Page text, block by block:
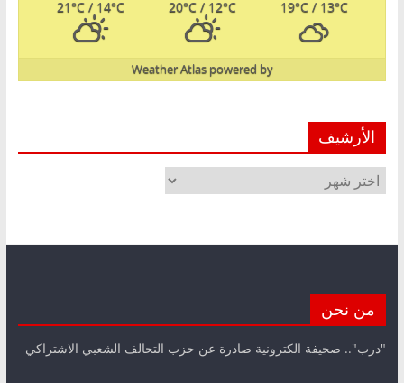
19°C/ 13°C
20°C / 12°C
21°C / 14°C
powered by
Weather Atlas
الأرشيف
الأرشيف
من نحن
"درب".. صحيفة الكترونية صادرة عن حزب التحالف الشعبي الاشتراكي